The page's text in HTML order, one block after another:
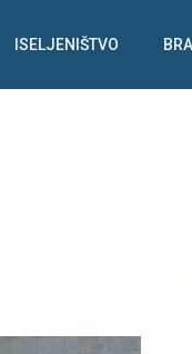
ISELJENIŠTVO